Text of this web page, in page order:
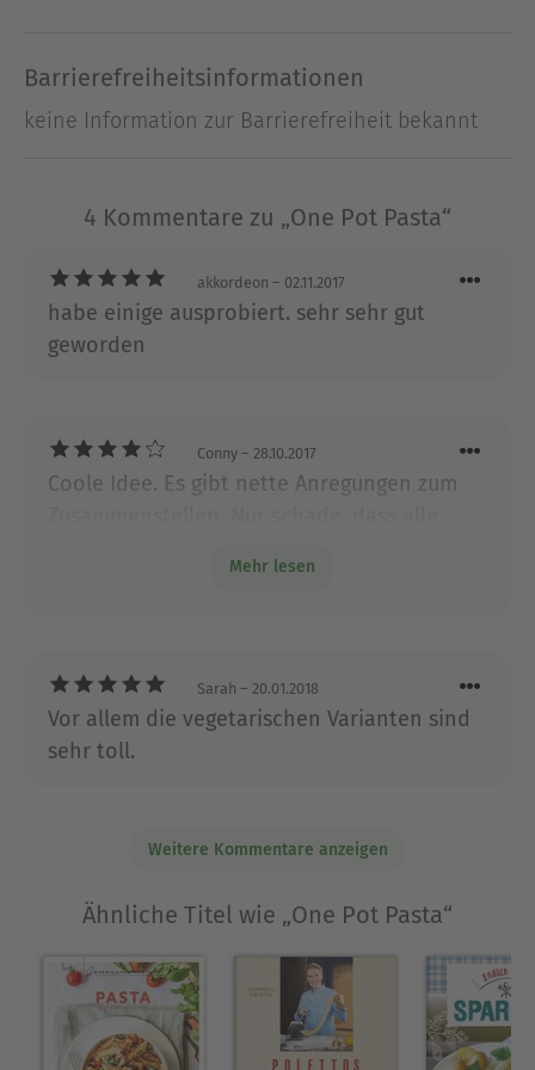
Über Sabrina Fauda-Rôle
Schon als kleines Kind steckte Sabrina Fauda-
als Kunststudentin und Kostümbildnerin. Heute ist
sie eine viel beschäftige Kochbuchautorin und
Food-Stylistin.
Ausblenden
Barrierefreiheitsinformationen
keine Information zur Barrierefreiheit bekannt
4 Kommentare zu „One Pot Pasta“
akkordeon – 02.11.2017
habe einige ausprobiert. sehr sehr gut
geworden
Conny – 28.10.2017
Coole Idee. Es gibt nette Anregungen zum
Mehr lesen
Sarah – 20.01.2018
Vor allem die vegetarischen Varianten sind
sehr toll.
Weitere Kommentare anzeigen
Ähnliche Titel wie „One Pot Pasta“